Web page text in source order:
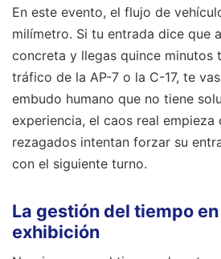
En este evento, el flujo de
milímetro. Si tu entrada dice que
concreta y llegas quince minutos
tráfico de la AP-7 o la C-17, te
embudo humano que no tiene
experiencia, el caos real empieza
rezagados intentan forzar su
con el siguiente turno.
La gestión del tiempo
exhibición